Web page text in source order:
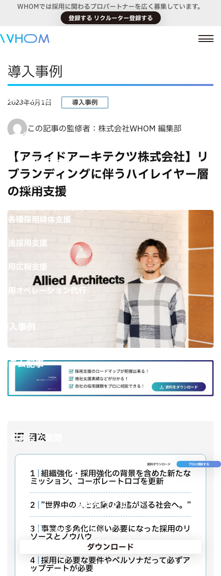
WHOMでは採用に関わるプロパートナーを広く募集しています。
登録する リクルーター登録する
選ばれる理由
サービス
採用コンサルティング
新卒採用支援
・各種採用媒体支援
中途採用支援
採用広報支援
採用オペレーション代行
導入事例
コラム記事
よくあるご質問
資料ダウンロード プロに相談する
資料ダウンロード
討などにお役立てください。
ダウンロード
導入事例
2023年6月1日 導入事例
この記事の監修者：株式会社WHOM 編集部
【アライドアーキテクツ株式会社】リ
ブランディングに伴うハイレイヤー層
の採用支援
目次
1
組織強化・採用強化の背景を含めた新たな
ミッション、コーポレートロゴを更新
2 ”世界中の人と企業の創造が巡る社会へ。”
3
事業の多角化に伴い必要になった採用のリ
ソースとノウハウ
4
採用に必要な要件やペルソナだって必ずア
ップデートが必要